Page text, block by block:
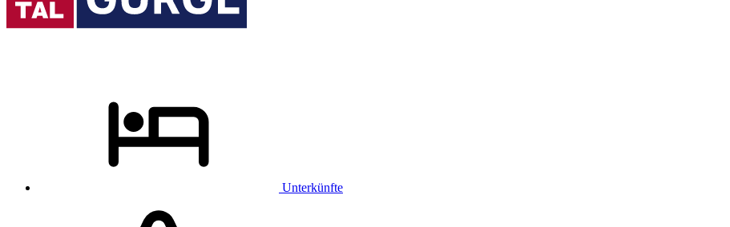
Unterkünfte